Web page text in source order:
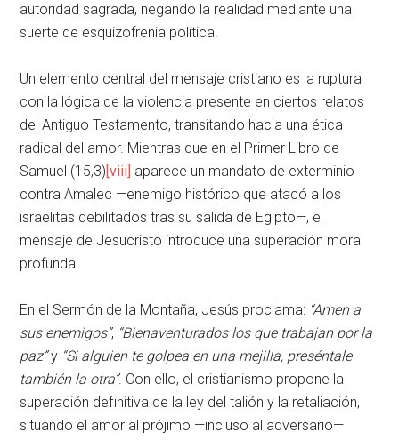
autoridad sagrada, negando la realidad mediante una
suerte de esquizofrenia política.
Un elemento central del mensaje cristiano es la ruptura
con la lógica de la violencia presente en ciertos relatos
del Antiguo Testamento, transitando hacia una ética
radical del amor. Mientras que en el Primer Libro de
Samuel (15,3)[viii] aparece un mandato de exterminio
contra Amalec —enemigo histórico que atacó a los
israelitas debilitados tras su salida de Egipto—, el
mensaje de Jesucristo introduce una superación moral
profunda.
En el Sermón de la Montaña, Jesús proclama: “Amen a
sus enemigos”, “Bienaventurados los que trabajan por la
paz”y “Si alguien te golpea en una mejilla, preséntale
también la otra”. Con ello, el cristianismo propone la
superación definitiva de la ley del talión y la retaliación,
situando el amor al prójimo —incluso al adversario—